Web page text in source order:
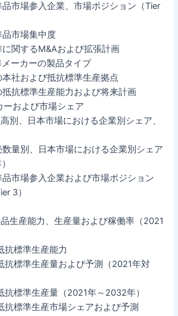
市場参入企業、市場ポジション（Tier
市場集中度
関するM&Aおよび拡張計画
ーカーの製品タイプ
社および抵抗標準生産拠点
抗標準生産能力および将来計画
および市場シェア
別、日本市場における企業別シェア、
量別、日本市場における企業別シェア
市場参入企業および市場ポジション
3）
生産能力、生産量および稼働率（2021
抗標準生産能力
抗標準生産量および予測（2021年対
標準生産量（2021年～2032年）
抗標準生産市場シェアおよび予測